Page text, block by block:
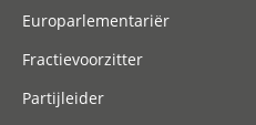
Europarlementariër
Fractievoorzitter
Partijleider